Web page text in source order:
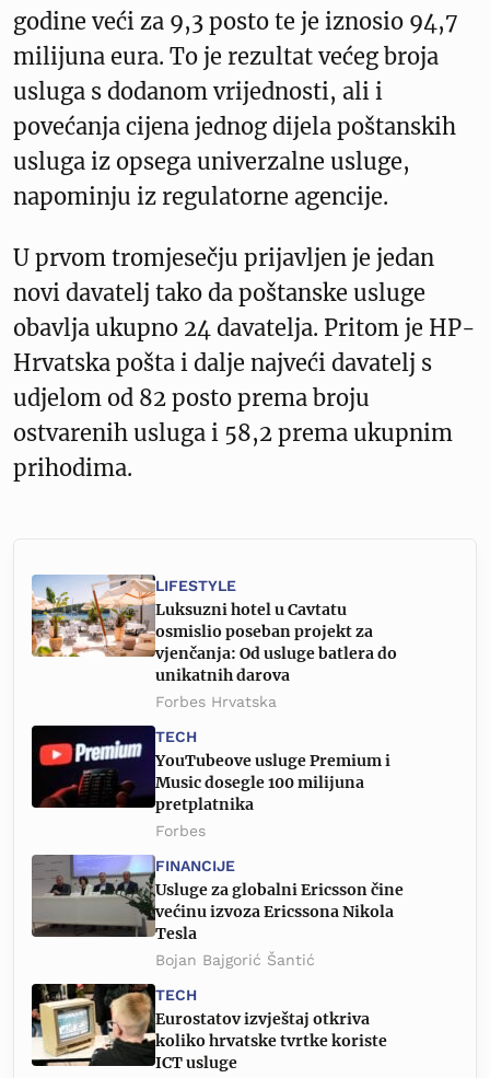
godine veći za 9,3 posto te je iznosio 94,7
milijuna eura. To je rezultat većeg broja
usluga s dodanom vrijednosti, ali i
povećanja cijena jednog dijela poštanskih
usluga iz opsega univerzalne usluge,
napominju iz regulatorne agencije.
U prvom tromjesečju prijavljen je jedan
novi davatelj tako da poštanske usluge
obavlja ukupno 24 davatelja. Pritom je HP-
Hrvatska pošta i dalje najveći davatelj s
udjelom od 82 posto prema broju
ostvarenih usluga i 58,2 prema ukupnim
prihodima.
LIFESTYLE
Luksuzni hotel u Cavtatu
osmislio poseban projekt za
vjenčanja: Od usluge batlera do
unikatnih darova
Forbes Hrvatska
TECH
YouTubeove usluge Premium i
Music dosegle 100 milijuna
pretplatnika
Forbes
FINANCIJE
Usluge za globalni Ericsson čine
većinu izvoza Ericssona Nikola
Tesla
Bojan Bajgorić Šantić
TECH
Eurostatov izvještaj otkriva
koliko hrvatske tvrtke koriste
ICT usluge